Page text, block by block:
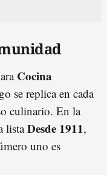
Cocina
se replica en cada
culinario. En la
listaDesde 1911,
uno es